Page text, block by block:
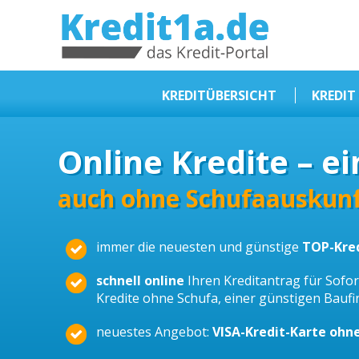
KREDIT1A.DE
KREDITÜBERSICHT
Kredit ohne Schufa
Baufinanzierungen
Selbstständige Kredit
Dispokredit
Beamtendarlehen
Kreditzusammenfassung
Online Kredite –
auch ohne
immer die neuesten und günstige TOP-
schnell online Ihren Kreditantrag für
Kredite ohne Schufa, einer günstigen
neuestes Angebot: VISA-Kredit-Karte